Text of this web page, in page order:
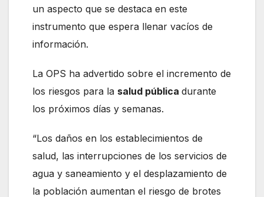
un aspecto que se destaca en este
instrumento que espera llenar vacíos de
información.
La OPS ha advertido sobre el incremento de
los riesgos para la salud pública durante
los próximos días y semanas.
“Los daños en los establecimientos de
salud, las interrupciones de los servicios de
agua y saneamiento y el desplazamiento de
la población aumentan el riesgo de brotes